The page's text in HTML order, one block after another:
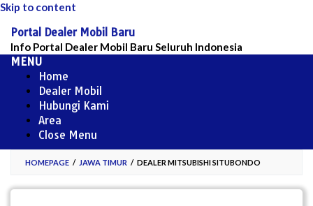
Skip to content
Portal Dealer Mobil Baru
Info Portal Dealer Mobil Baru Seluruh Indonesia
MENU
Home
Dealer Mobil
Hubungi Kami
Area
Close Menu
HOMEPAGE / JAWA TIMUR / DEALER MITSUBISHI SITUBONDO